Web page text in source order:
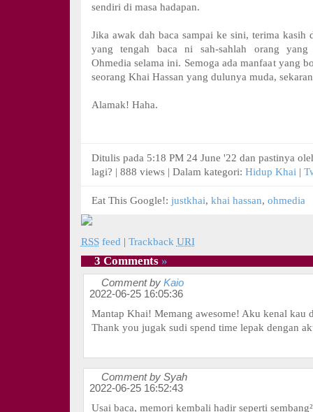
sendiri di masa hadapan.
Jika awak dah baca sampai ke sini, terima kasih
yang tengah baca ni sah-sahlah orang yang
Ohmedia selama ini. Semoga ada manfaat yang
seorang Khai Hassan yang dulunya muda,
Alamak! Haha.
Ditulis pada 5:18 PM 24 June '22 dan pastinya
lagi? | 888 views | Dalam kategori: Hidup Khai|
Eat This Google!: justkhai, khai hassan, ohmedia
RSSfeed | Trackback URI
3 Comments »
Comment by Kaio
2022-06-25 16:05:36
Mantap Khai! Memang awesome! Aku kenal kau
Thank you jugak sudi spend time lepak dengan
Comment by Syah
2022-06-25 16:52:43
Usai baca, memori kembali hadir seperti